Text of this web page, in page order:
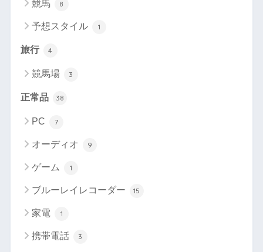
競馬 8
予想スタイル 1
旅行 4
競馬場 3
正常品 38
PC 7
オーディオ 9
ゲーム 1
ブルーレイレコーダー 15
家電 1
携帯電話 3